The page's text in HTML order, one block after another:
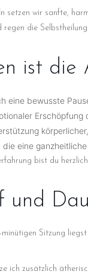
setzen wir sanfte,
regen die
ist die
eine bewusste
Erschöpfung
die eine
bist du
und
minütigen Sitzung
ich zusätzlich